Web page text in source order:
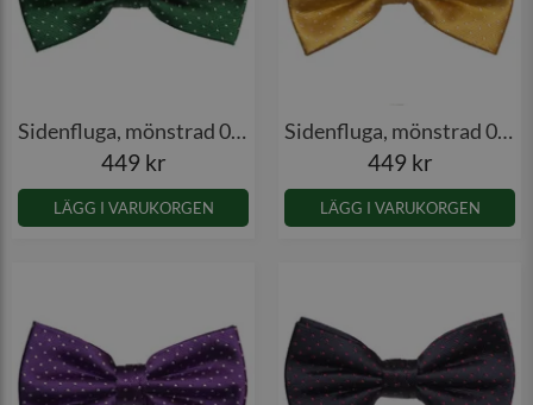
Sidenfluga, mönstrad 001
449 kr
LÄGG I VARUKORGEN
Sidenfluga, mönstrad 001
449 kr
LÄGG I VARUKORGEN